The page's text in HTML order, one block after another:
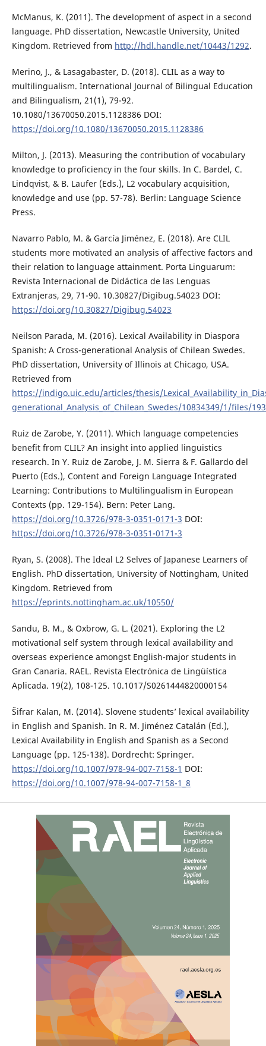
McManus, K. (2011). The development of aspect in a second
language. PhD dissertation, Newcastle University, United
Kingdom. Retrieved from http://hdl.handle.net/10443/1292.
Merino, J., & Lasagabaster, D. (2018). CLIL as a way to
multilingualism. International Journal of Bilingual Education
and Bilingualism, 21(1), 79-92.
10.1080/13670050.2015.1128386 DOI:
https://doi.org/10.1080/13670050.2015.1128386
Milton, J. (2013). Measuring the contribution of vocabulary
knowledge to proficiency in the four skills. In C. Bardel, C.
Lindqvist, & B. Laufer (Eds.), L2 vocabulary acquisition,
knowledge and use (pp. 57-78). Berlin: Language Science
Press.
Navarro Pablo, M. & García Jiménez, E. (2018). Are CLIL
students more motivated an analysis of affective factors and
their relation to language attainment. Porta Linguarum:
Revista Internacional de Didáctica de las Lenguas
Extranjeras, 29, 71-90. 10.30827/Digibug.54023 DOI:
https://doi.org/10.30827/Digibug.54023
Neilson Parada, M. (2016). Lexical Availability in Diaspora
Spanish: A Cross-generational Analysis of Chilean Swedes.
PhD dissertation, University of Illinois at Chicago, USA.
Retrieved from
https://indigo.uic.edu/articles/thesis/
generational_Analysis_of_Chilean_Swedes/10834349/1/files/
Ruiz de Zarobe, Y. (2011). Which language competencies
benefit from CLIL? An insight into applied linguistics
research. In Y. Ruiz de Zarobe, J. M. Sierra & F. Gallardo del
Puerto (Eds.), Content and Foreign Language Integrated
Learning: Contributions to Multilingualism in European
Contexts (pp. 129-154). Bern: Peter Lang.
https://doi.org/10.3726/978-3-0351-0171-3 DOI:
https://doi.org/10.3726/978-3-0351-0171-3
Ryan, S. (2008). The Ideal L2 Selves of Japanese Learners of
English. PhD dissertation, University of Nottingham, United
Kingdom. Retrieved from
https://eprints.nottingham.ac.uk/10550/
Sandu, B. M., & Oxbrow, G. L. (2021). Exploring the L2
motivational self system through lexical availability and
overseas experience amongst English-major students in
Gran Canaria. RAEL. Revista Electrónica de Lingüística
Aplicada. 19(2), 108-125. 10.1017/S0261444820000154
Šifrar Kalan, M. (2014). Slovene students’ lexical availability
in English and Spanish. In R. M. Jiménez Catalán (Ed.),
Lexical Availability in English and Spanish as a Second
Language (pp. 125-138). Dordrecht: Springer.
https://doi.org/10.1007/978-94-007-7158-1 DOI:
https://doi.org/10.1007/978-94-007-7158-1_8